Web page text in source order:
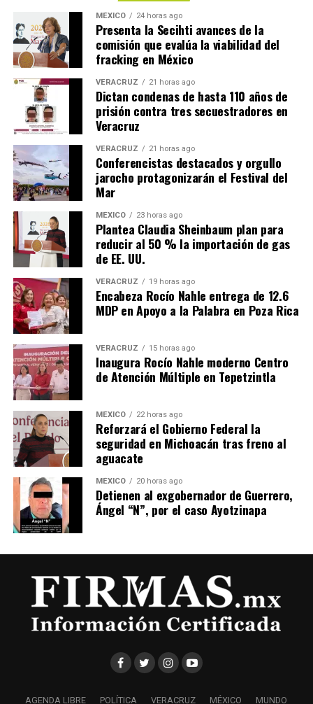
MÉXICO 24 horas ago
Presenta la Secihti avances de la
comisión que evalúa la viabilidad del
fracking en México
VERACRUZ 21 horas ago
Dictan condenas de hasta 110 años de
prisión contra tres secuestradores en
Veracruz
VERACRUZ 21 horas ago
Conferencistas destacados y orgullo
jarocho protagonizarán el Festival del
Mar
MÉXICO 23 horas ago
Plantea Claudia Sheinbaum plan para
reducir al 50 % la importación de gas
de EE. UU.
VERACRUZ 19 horas ago
Encabeza Rocío Nahle entrega de 12.6
MDP en Apoyo a la Palabra en Poza Rica
VERACRUZ 15 horas ago
Inaugura Rocío Nahle moderno Centro
de Atención Múltiple en Tepetzintla
MÉXICO 22 horas ago
Reforzará el Gobierno Federal la
seguridad en Michoacán tras freno al
aguacate
MÉXICO 20 horas ago
Detienen al exgobernador de Guerrero,
Ángel “N”, por el caso Ayotzinapa
AGENDA LIBRE POLÍTICA VERACRUZ MÉXICO MUNDO